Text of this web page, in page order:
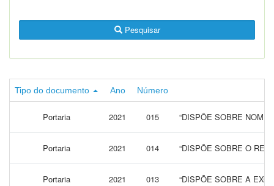
Pesquisar
Tipo do documento Ano Número
Portaria 2021 015 “DISPÕE SOBRE
Portaria 2021 014 “DISPÕE SOBRE O
Portaria 2021 013 “DISPÕE SOBRE A